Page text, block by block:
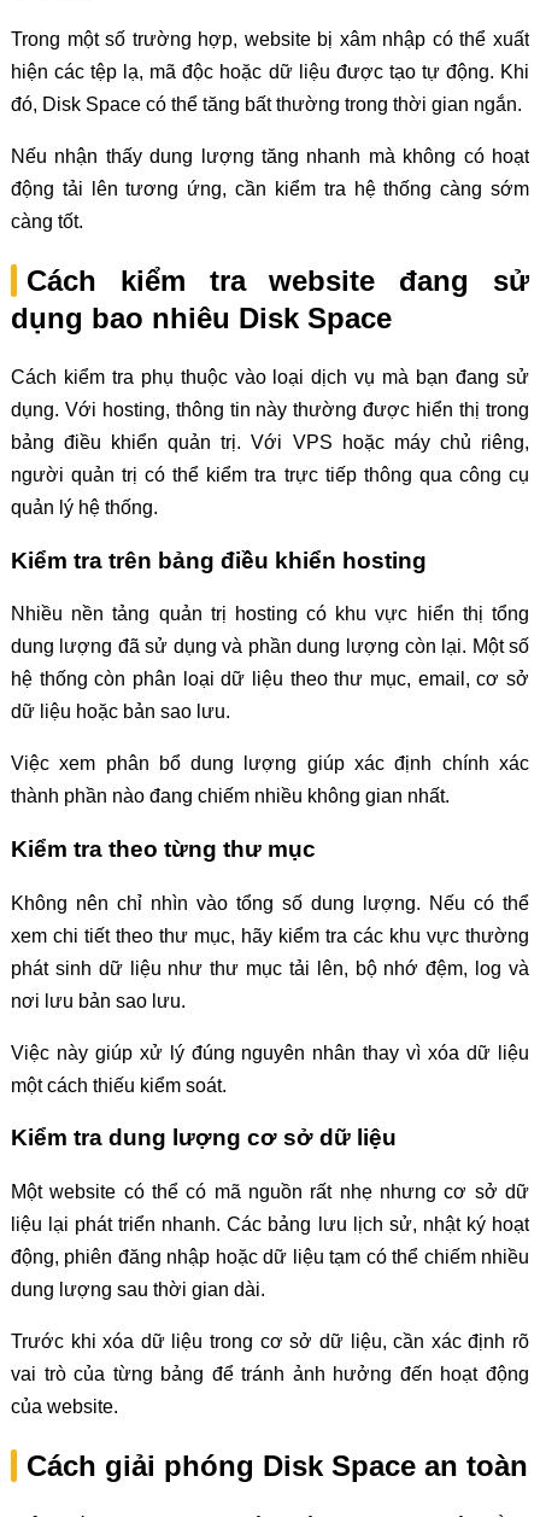
Trong một số trường hợp, website bị xâm nhập có thể xuất
hiện các tệp lạ, mã độc hoặc dữ liệu được tạo tự động. Khi
đó, Disk Space có thể tăng bất thường trong thời gian ngắn.
Nếu nhận thấy dung lượng tăng nhanh mà không có hoạt
động tải lên tương ứng, cần kiểm tra hệ thống càng sớm
càng tốt.
Cách kiểm tra website đang sử
dụng bao nhiêu Disk Space
Cách kiểm tra phụ thuộc vào loại dịch vụ mà bạn đang sử
dụng. Với hosting, thông tin này thường được hiển thị trong
bảng điều khiển quản trị. Với VPS hoặc máy chủ riêng,
người quản trị có thể kiểm tra trực tiếp thông qua công cụ
quản lý hệ thống.
Kiểm tra trên bảng điều khiển hosting
Nhiều nền tảng quản trị hosting có khu vực hiển thị tổng
dung lượng đã sử dụng và phần dung lượng còn lại. Một số
hệ thống còn phân loại dữ liệu theo thư mục, email, cơ sở
dữ liệu hoặc bản sao lưu.
Việc xem phân bổ dung lượng giúp xác định chính xác
thành phần nào đang chiếm nhiều không gian nhất.
Kiểm tra theo từng thư mục
Không nên chỉ nhìn vào tổng số dung lượng. Nếu có thể
xem chi tiết theo thư mục, hãy kiểm tra các khu vực thường
phát sinh dữ liệu như thư mục tải lên, bộ nhớ đệm, log và
nơi lưu bản sao lưu.
Việc này giúp xử lý đúng nguyên nhân thay vì xóa dữ liệu
một cách thiếu kiểm soát.
Kiểm tra dung lượng cơ sở dữ liệu
Một website có thể có mã nguồn rất nhẹ nhưng cơ sở dữ
liệu lại phát triển nhanh. Các bảng lưu lịch sử, nhật ký hoạt
động, phiên đăng nhập hoặc dữ liệu tạm có thể chiếm nhiều
dung lượng sau thời gian dài.
Trước khi xóa dữ liệu trong cơ sở dữ liệu, cần xác định rõ
vai trò của từng bảng để tránh ảnh hưởng đến hoạt động
của website.
Cách giải phóng Disk Space an toàn